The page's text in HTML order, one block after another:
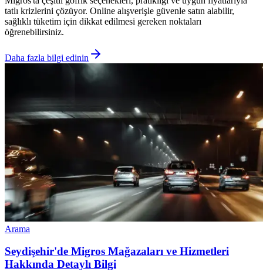
tatlı krizlerini çözüyor. Online alışverişle güvenle satın alabilir,
sağlıklı tüketim için dikkat edilmesi gereken noktaları
öğrenebilirsiniz.
Daha fazla bilgi edinin
Arama
Seydişehir'de Migros Mağazaları ve Hizmetleri
Hakkında Detaylı Bilgi